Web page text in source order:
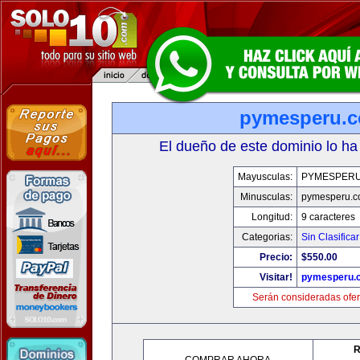
El dueño de este dominio lo
Mayusculas:
Minusculas:
Longitud:
9 caracteres
Categorias:
Sin Clasificar
Precio:
$550.00
Visitar!
Serán consideradas